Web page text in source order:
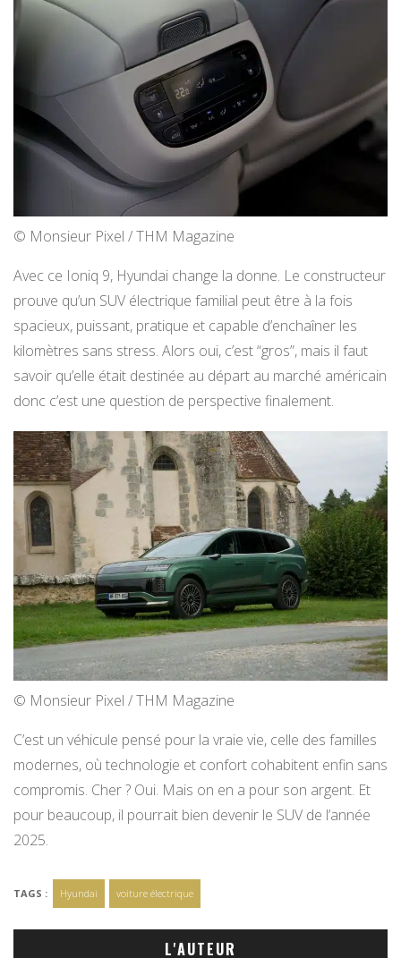
© Monsieur Pixel / THM Magazine
Avec ce Ioniq 9, Hyundai change la donne. Le constructeur
prouve qu’un SUV électrique familial peut être à la fois
spacieux, puissant, pratique et capable d’enchaîner les
kilomètres sans stress. Alors oui, c’est “gros”, mais il faut
savoir qu’elle était destinée au départ au marché américain
donc c’est une question de perspective finalement.
© Monsieur Pixel / THM Magazine
C’est un véhicule pensé pour la vraie vie, celle des familles
modernes, où technologie et confort cohabitent enfin sans
compromis. Cher ? Oui. Mais on en a pour son argent. Et
pour beaucoup, il pourrait bien devenir le SUV de l’année
2025.
TAGS : Hyundai voiture électrique
L'AUTEUR